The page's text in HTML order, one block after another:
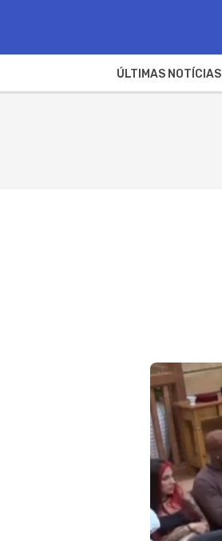
ÚLTIMAS NOTÍCIAS